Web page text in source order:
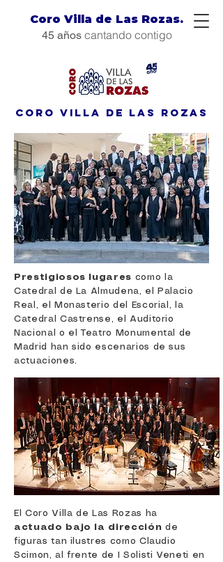
Coro Villa de Las Rozas.
45 añoscantando contigo
Coro villa de Las Rozas
Prestigiosos lugares como la
Catedral de La Almudena, el Palacio
Real, el Monasterio del Escorial, la
Catedral Castrense, el Auditorio
Nacional o el Teatro Monumental de
Madrid han sido escenarios de sus
actuaciones.
El Coro Villa de Las Rozas ha
actuado bajo la dirección de
figuras tan ilustres como Claudio
Scimon, al frente de I Solisti Veneti en